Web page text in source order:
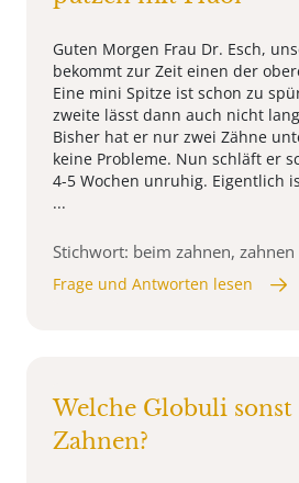
Guten Morgen Frau Dr. Esch,
bekommt zur Zeit einen der
Eine mini Spitze ist schon zu
zweite lässt dann auch nicht
Bisher hat er nur zwei Zähne
keine Probleme. Nun schläft er
4-5 Wochen unruhig. Eigentlich
...
Stichwort: beim zahnen, zahnen
Frage und Antworten lesen
Welche Globuli
Zahnen?